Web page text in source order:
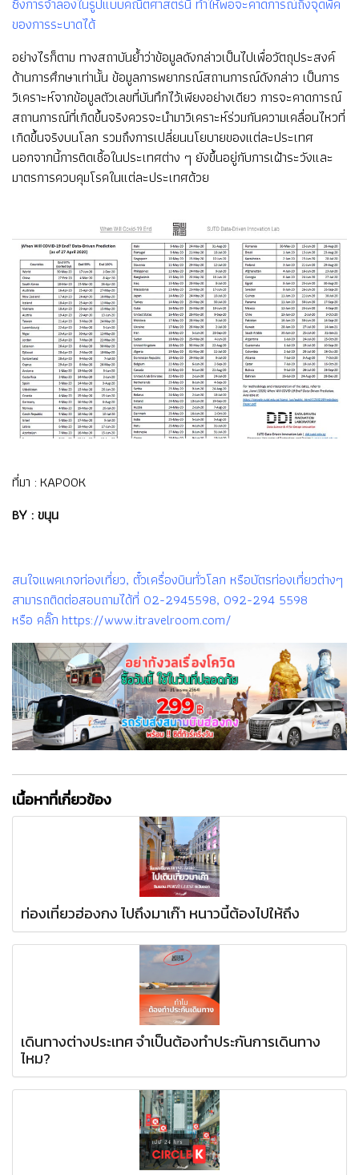
ของการระบาดได้
อย่างไรก็ตาม ทางสถาบันย้ำว่าข้อมูลดังกล่าวเป็นไปเพื่อวัตถุประสงค์
ด้านการศึกษาเท่านั้น ข้อมูลการพยากรณ์สถานการณ์ดังกล่าว เป็นการ
วิเคราะห์จากข้อมูลตัวเลขที่บันทึกไว้เพียงอย่างเดียว การจะคาดการณ์
สถานการณ์ที่เกิดขึ้นจริงควรจะนำมาวิเคราะห์ร่วมกันความเคลื่อนไหวที่
เกิดขึ้นจริงบนโลก รวมถึงการเปลี่ยนนโยบายของแต่ละประเทศ
นอกจากนี้การติดเชื้อในประเทศต่าง ๆ ยังขึ้นอยู่กับการเฝ้าระวังและ
มาตรการควบคุมโรคในแต่ละประเทศด้วย
ที่มา :KAPOOK
BY : ขนุน
สนใจแพคเกจท่องเที่ยว, ตั๋วเครื่องบินทั่วโลก หรือบัตรท่องเที่ยวต่างๆ
สามารถติดต่อสอบถามได้ที่ 02-2945598, 092-294 5598
หรือ คลิ๊ก https://www.itravelroom.com/
เนื้อหาที่เกี่ยวข้อง
ท่องเที่ยวฮ่องกง ไปถึงมาเก๊า หนาวนี้ต้องไปให้ถึง
เดินทางต่างประเทศ จำเป็นต้องทำประกันการเดินทาง
ไหม?